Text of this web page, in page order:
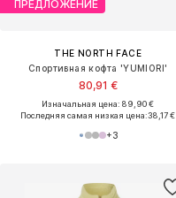
ПРЕДЛОЖЕНИЕ
THE NORTH FACE
Спортивная кофта 'YUMIORI'
80,91 €
Изначальная цена: 89,90 €
Последняя самая низкая цена:38,17 €
+3